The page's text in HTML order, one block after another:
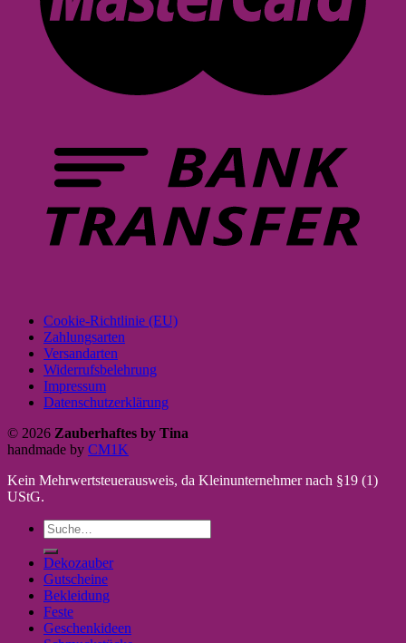
Cookie-Richtlinie (EU)
Zahlungsarten
Versandarten
Widerrufsbelehrung
Impressum
Datenschutzerklärung
© 2026 Zauberhaftes by Tina
handmade by CM1K
Kein Mehrwertsteuerausweis, da Kleinunternehmer nach §19 (1)
UStG.
Suche
nach:
Dekozauber
Gutscheine
Bekleidung
Feste
Geschenkideen